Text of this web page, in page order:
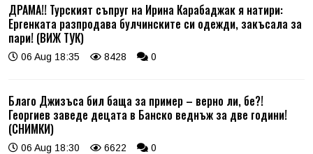
ДРАМА!! Турският съпруг на Ирина Карабаджак я натири:
Ергенката разпродава булчинските си одежди, закъсала за
пари! (ВИЖ ТУК)
06 Aug 18:35 8428 0
Благо Джизъса бил баща за пример – верно ли, бе?!
Георгиев заведе децата в Банско веднъж за две години!
(СНИМКИ)
06 Aug 18:30 6622 0